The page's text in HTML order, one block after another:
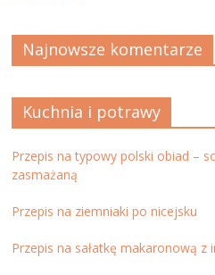
Najnowsze komentarze
Kuchnia i potrawy
Przepis na typowy polski obiad –
zasmażaną
Przepis na ziemniaki po nicejsku
Przepis na sałatkę makaronową z